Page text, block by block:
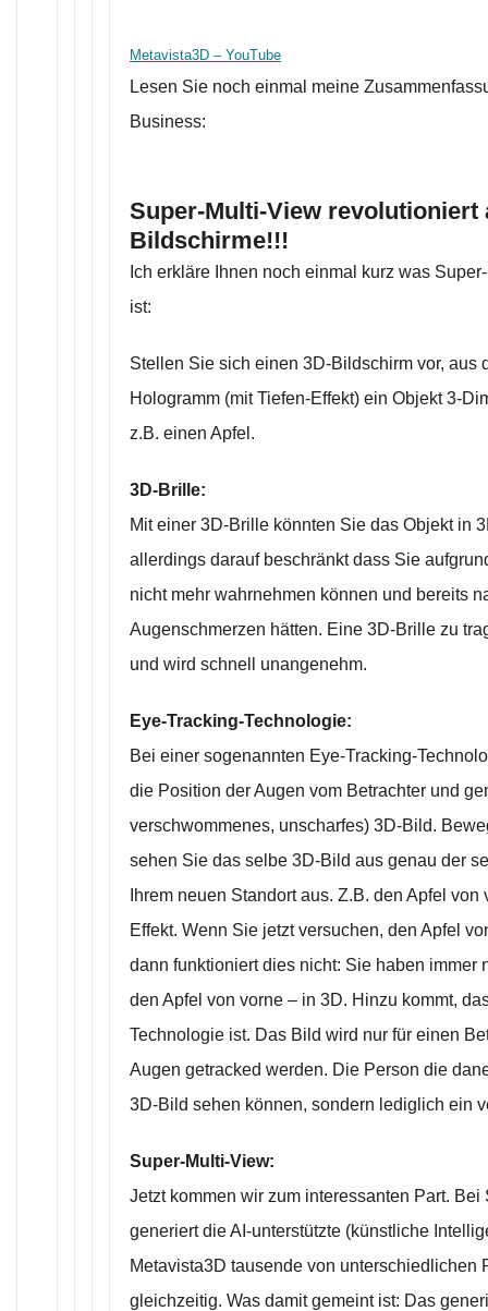
Metavista3D – YouTube
Lesen Sie noch einmal meine
Business:
Super-Multi-View revolutioniert
Bildschirme!!!
Ich erkläre Ihnen noch einmal kurz was
ist:
Stellen Sie sich einen 3D-Bildschirm vor, aus
Hologramm (mit Tiefen-Effekt) ein Objekt 3-
z.B. einen Apfel.
3D-Brille:
Mit einer 3D-Brille könnten Sie das Objekt in
allerdings darauf beschränkt dass Sie
nicht mehr wahrnehmen können und bereits
Augenschmerzen hätten. Eine 3D-Brille zu
und wird schnell unangenehm.
Eye-Tracking-Technologie:
Bei einer sogenannten Eye-Tracking-
die Position der Augen vom Betrachter und
verschwommenes, unscharfes) 3D-Bild.
sehen Sie das selbe 3D-Bild aus genau der
Ihrem neuen Standort aus. Z.B. den Apfel
Effekt. Wenn Sie jetzt versuchen, den Apfel
dann funktioniert dies nicht: Sie haben immer
den Apfel von vorne – in 3D. Hinzu kommt,
Technologie ist. Das Bild wird nur für einen
Augen getracked werden. Die Person die
3D-Bild sehen können, sondern lediglich ein
Super-Multi-View:
Jetzt kommen wir zum interessanten Part.
generiert die AI-unterstützte (künstliche
Metavista3D tausende von unterschiedlichen
gleichzeitig. Was damit gemeint ist: Das